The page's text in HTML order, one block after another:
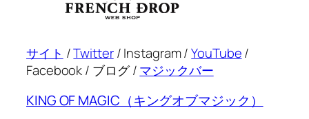
サイト /Twitter/ Instagram /YouTube/
Facebook / ブログ /マジックバー
KING OF MAGIC（キングオブマジック）